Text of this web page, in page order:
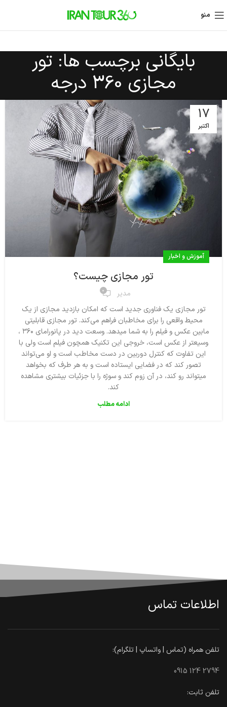
منو
بایگانی برچسب ها: تور
مجازی 360 درجه
17
اکتبر
آموزش و اخبار
تور مجازی چیست؟
مدیر 0
تور مجازی یک فناوری جدید است که امکان بازدید مجازی از یک
محیط واقعی را برای مخاطبان فراهم می‌کند. تور مجازی قابلیتی
مابین عکس و فیلم را به شما میدهد. وسعت دید در پانورامای ۳۶۰ ،
وسیعتر از عکس است، خروجی این تکنیک همچون فیلم است ولی با
این تفاوت که کنترل دوربین در دست مخاطب است و او می‌تواند
تصور کند که در فضایی ایستاده است و به هر طرف که بخواهد
میتواند رو کند، در آن زوم کند و سوژه را با جزئیات بیشتری مشاهده
کند.
ادامه مطلب
اطلاعات تماس
تلفن همراه (تماس | واتساپ | تلگرام):
0915 124 2794
تلفن ثابت: